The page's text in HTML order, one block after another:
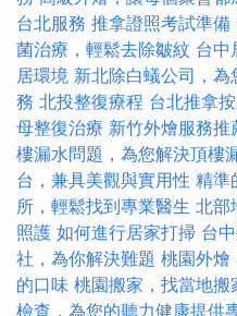
台北服務 推拿證照考試準備
菌治療，輕鬆去除皺紋 台中
居環境 新北除白蟻公司，
務 北投整復療程 台北推拿
母整復治療 新竹外燴服務推
樓漏水問題，為您解決頂樓
台，兼具美觀與實用性 精準
所，輕鬆找到專業醫生 北部
照護 如何進行居家打掃 台
社，為你解決難題 桃園外燴
的口味 桃園搬家，找當地
檢查，為您的聽力健康提供